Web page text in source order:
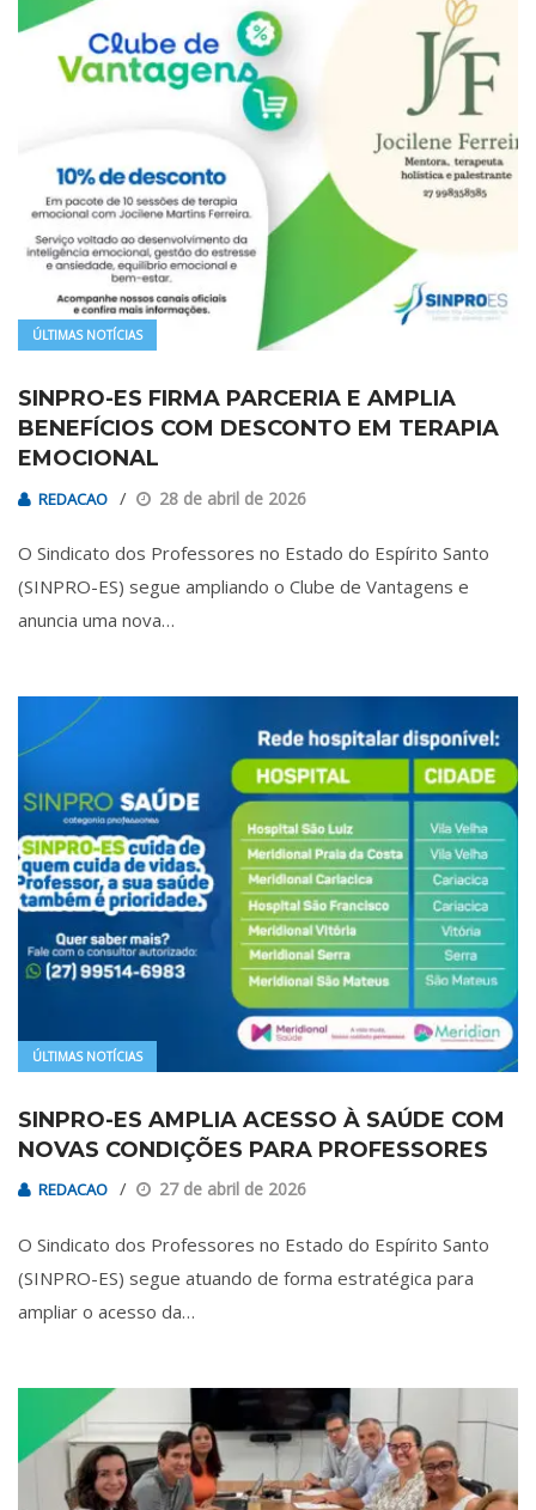
ÚLTIMAS NOTÍCIAS
SINPRO-ES FIRMA PARCERIA E AMPLIA
BENEFÍCIOS COM DESCONTO EM TERAPIA
EMOCIONAL
REDACAO 28 de abril de 2026
O Sindicato dos Professores no Estado do Espírito Santo
(SINPRO-ES) segue ampliando o Clube de Vantagens e
anuncia uma nova…
ÚLTIMAS NOTÍCIAS
SINPRO-ES AMPLIA ACESSO À SAÚDE COM
NOVAS CONDIÇÕES PARA PROFESSORES
REDACAO 27 de abril de 2026
O Sindicato dos Professores no Estado do Espírito Santo
(SINPRO-ES) segue atuando de forma estratégica para
ampliar o acesso da…